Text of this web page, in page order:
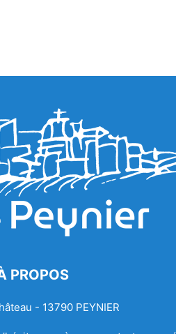
PROPOS
- 13790 PEYNIER